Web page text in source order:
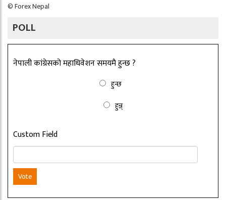
©Forex Nepal
POLL
नेपाली कांग्रेसको महाधिवेशन समयमै हुन्छ ?
हुन्छ
हुन्न्
Custom Field
Vote